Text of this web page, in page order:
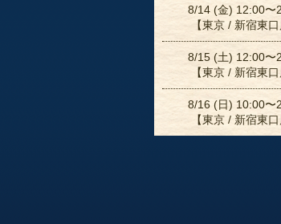
8/14 (金) 12:00〜
【東京 / 新宿東
8/15 (土) 12:00〜
【東京 / 新宿東口
8/16 (日) 10:00〜
【東京 / 新宿東口